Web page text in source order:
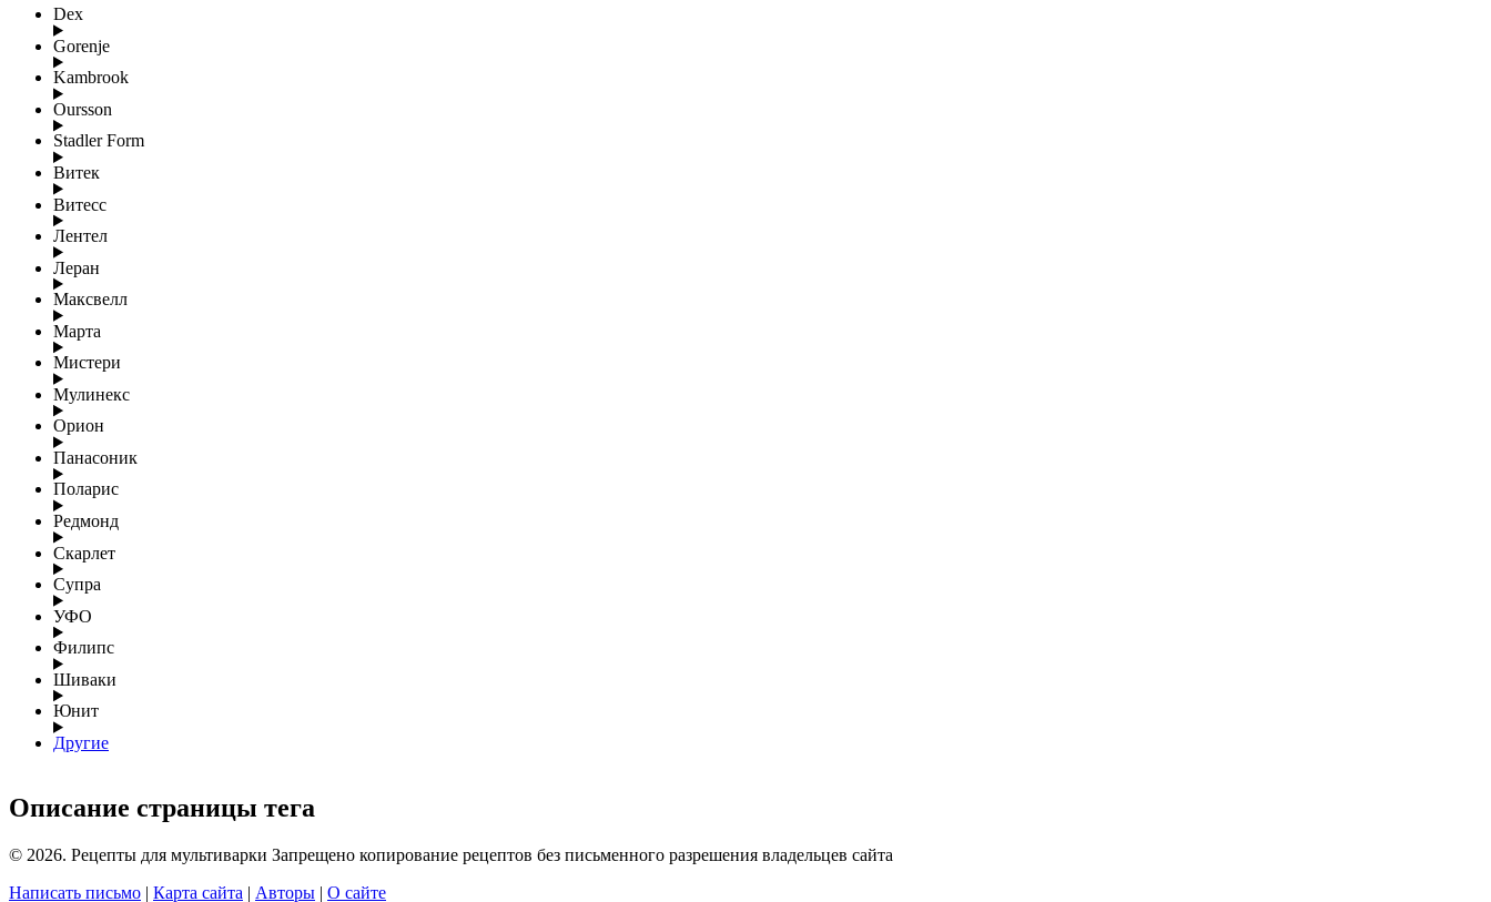
Dex
Gorenje
Kambrook
Oursson
Stadler Form
Витек
Витесс
Лентел
Леран
Максвелл
Марта
Мистери
Мулинекс
Орион
Панасоник
Поларис
Редмонд
Скарлет
Супра
УФО
Филипс
Шиваки
Юнит
Другие
Описание страницы тега
© 2026. Рецепты для мультиварки Запрещено копирование рецептов без письменного разрешения владельцев сайта
Написать письмо | Карта сайта | Авторы | О сайте